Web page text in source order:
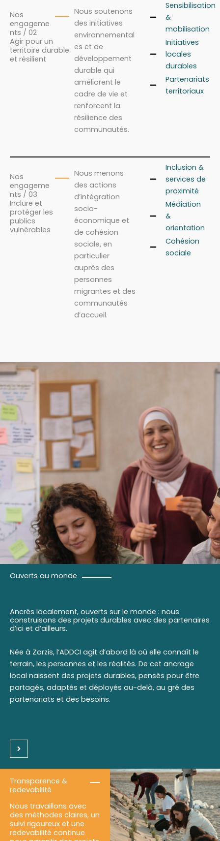
Nos
engageme
nts / 02
Agir pour un
territoire durable
et résilient
Nous soutenons
des initiatives
environnemental
es et de
développement
durable qui
améliorent le
cadre de vie et
renforcent la
résilience des
communautés.
Sensibilisation
&
mobilisation
Initiatives
locales
durables
Partenariats
territoriaux
Nos
engageme
nts / 03
Inclure et
protéger les
publics
vulnérables
Nous menons
des actions
d’intégration
socio-
économique et
de cohésion
sociale, en
particulier
auprès des
personnes
migrantes et des
communautés
d’accueil.
Inclusion &
services de
proximité
Médiation
&
orientation
Cohésion
sociale
Ouverts au monde
Ancrés localement, ouverts sur le monde : nous
construisons des projets durables avec des partenaires
d’ici et d’ailleurs.
Née à Zarzis, l’ADDCI agit d’abord là où elle connaît le
terrain, les personnes et les réalités. De cet ancrage
local naissent des projets durables, pensés pour être
partagés, adaptés et déployés au-delà, au gré des
partenariats et des besoins.
Transparence &
redevabilité
Nous travaillons avec
des méthodes claires, un
suivi rigoureux et une
redevabilité continue